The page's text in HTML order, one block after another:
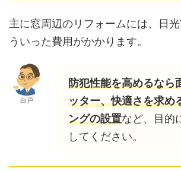
主に窓周辺のリフォームには、日
ういった費用がかかります。
白戸
防犯性能を高めるなら
ッター、快適さを求め
ングの設置など、目的
してください。